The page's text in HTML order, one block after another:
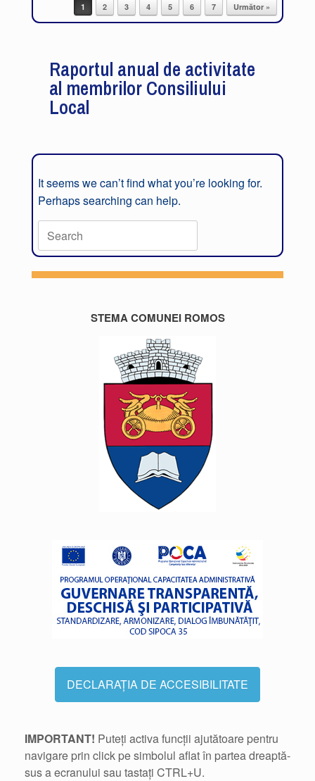
Post navigation
1 2 3 4 5 6 7 Următor »
Raportul anual de activitate
al membrilor Consiliului
Local
It seems we can’t find what you’re looking for.
Perhaps searching can help.
STEMA COMUNEI ROMOS
DECLARAȚIA DE ACCESIBILITATE
IMPORTANT! Puteți activa funcții ajutătoare pentru
navigare prin click pe simbolul aflat în partea dreaptă-
sus a ecranului sau tastați CTRL+U.